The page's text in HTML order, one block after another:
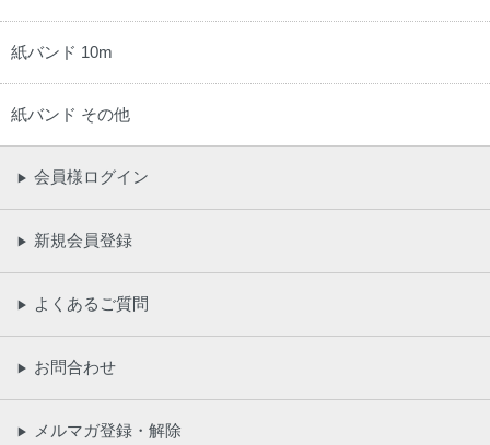
紙バンド 10m
紙バンド その他
▶ 会員様ログイン
▶ 新規会員登録
▶ よくあるご質問
▶ お問合わせ
▶ メルマガ登録・解除